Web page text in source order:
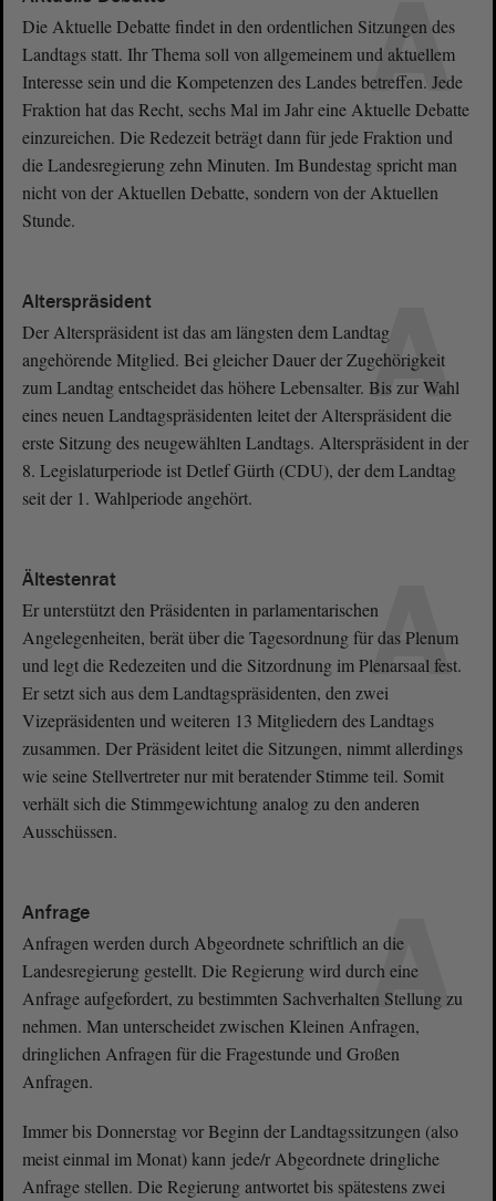
A
Die Aktuelle Debatte findet in den ordentlichen Sitzungen des
Landtags statt. Ihr Thema soll von allgemeinem und aktuellem
Interesse sein und die Kompetenzen des Landes betreffen. Jede
Fraktion hat das Recht, sechs Mal im Jahr eine Aktuelle Debatte
einzureichen. Die Redezeit beträgt dann für jede Fraktion und
die Landesregierung zehn Minuten. Im Bundestag spricht man
nicht von der Aktuellen Debatte, sondern von der Aktuellen
Stunde.
A
Alterspräsident
Der Alterspräsident ist das am längsten dem Landtag
angehörende Mitglied. Bei gleicher Dauer der Zugehörigkeit
zum Landtag entscheidet das höhere Lebensalter. Bis zur Wahl
eines neuen Landtagspräsidenten leitet der Alterspräsident die
erste Sitzung des neugewählten Landtags. Alterspräsident in der
8. Legislaturperiode ist Detlef Gürth (CDU), der dem Landtag
seit der 1. Wahlperiode angehört.
A
Ältestenrat
Er unterstützt den Präsidenten in parlamentarischen
Angelegenheiten, berät über die Tagesordnung für das Plenum
und legt die Redezeiten und die Sitzordnung im Plenarsaal fest.
Er setzt sich aus dem Landtagspräsidenten, den zwei
Vizepräsidenten und weiteren 13 Mitgliedern des Landtags
zusammen. Der Präsident leitet die Sitzungen, nimmt allerdings
wie seine Stellvertreter nur mit beratender Stimme teil. Somit
verhält sich die Stimmgewichtung analog zu den anderen
Ausschüssen.
A
Anfrage
Anfragen werden durch Abgeordnete schriftlich an die
Landesregierung gestellt. Die Regierung wird durch eine
Anfrage aufgefordert, zu bestimmten Sachverhalten Stellung zu
nehmen. Man unterscheidet zwischen Kleinen Anfragen,
dringlichen Anfragen für die Fragestunde und Großen
Anfragen.
Immer bis Donnerstag vor Beginn der Landtagssitzungen (also
meist einmal im Monat) kann jede/r Abgeordnete dringliche
Anfrage stellen. Die Regierung antwortet bis spätestens zwei